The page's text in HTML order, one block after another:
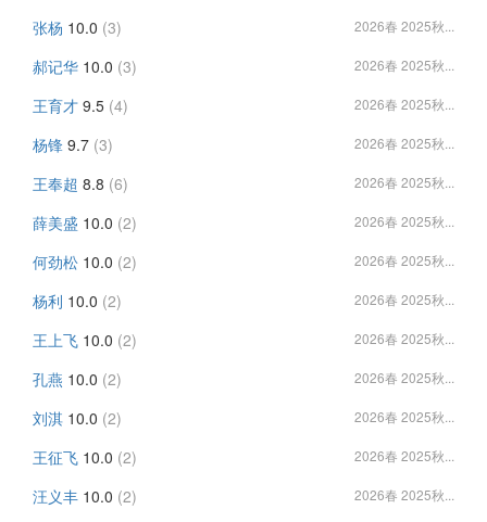
张杨 10.0 (3) 2026春 2025秋...
郝记华 10.0 (3) 2026春 2025秋...
王育才 9.5 (4) 2026春 2025秋...
杨锋 9.7 (3) 2026春 2025秋...
王奉超 8.8 (6) 2026春 2025秋...
薛美盛 10.0 (2) 2026春 2025秋...
何劲松 10.0 (2) 2026春 2025秋...
杨利 10.0 (2) 2026春 2025秋...
王上飞 10.0 (2) 2026春 2025秋...
孔燕 10.0 (2) 2026春 2025秋...
刘淇 10.0 (2) 2026春 2025秋...
王征飞 10.0 (2) 2026春 2025秋...
汪义丰 10.0 (2) 2026春 2025秋...